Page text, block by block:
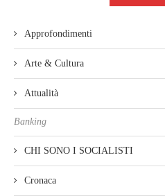
Approfondimenti
Arte & Cultura
Attualità
Banking
CHI SONO I SOCIALISTI
Cronaca